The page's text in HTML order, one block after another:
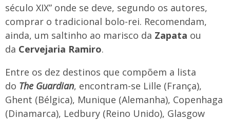
século XIX” onde se deve, segundo os autores,
comprar o tradicional bolo-rei. Recomendam,
ainda, um saltinho ao marisco da Zapata ou
da Cervejaria Ramiro.
Entre os dez destinos que compõem a lista
do The Guardian, encontram-se Lille (França),
Ghent (Bélgica), Munique (Alemanha), Copenhaga
(Dinamarca), Ledbury (Reino Unido), Glasgow